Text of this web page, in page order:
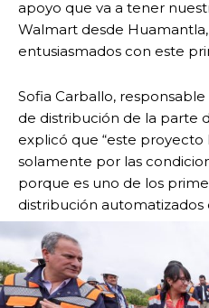
apoyo que va a tener
Walmart desde
entusiasmados con este
Sofia Carballo,
de distribución de la parte
explicó que “este proyecto
solamente por las
porque es uno de los
distribución automatizados